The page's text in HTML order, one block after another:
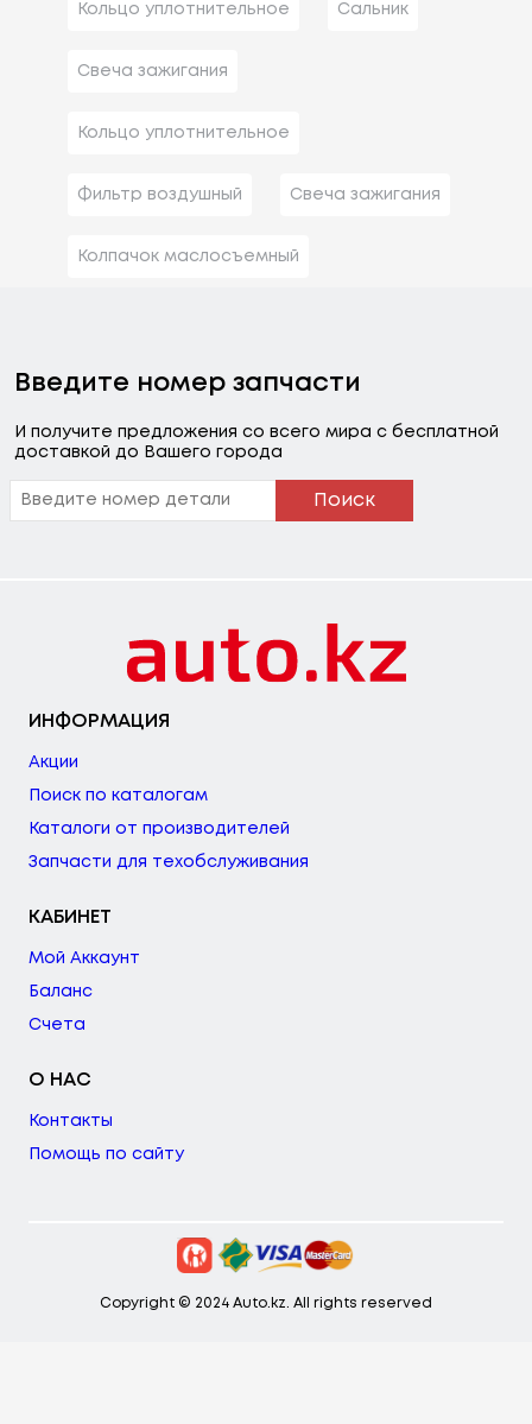
Кольцо уплотнительное Сальник
Свеча зажигания
Кольцо уплотнительное
Фильтр воздушный Свеча зажигания
Колпачок маслосъемный
Введите номер запчасти
И получите предложения со всего мира с бесплатной
доставкой до Вашего города
Поиск
ИНФОРМАЦИЯ
Акции
Поиск по каталогам
Каталоги от производителей
Запчасти для техобслуживания
КАБИНЕТ
Мой Аккаунт
Баланс
Счета
О НАС
Контакты
Помощь по сайту
Copyright © 2024 Auto.kz. All rights reserved